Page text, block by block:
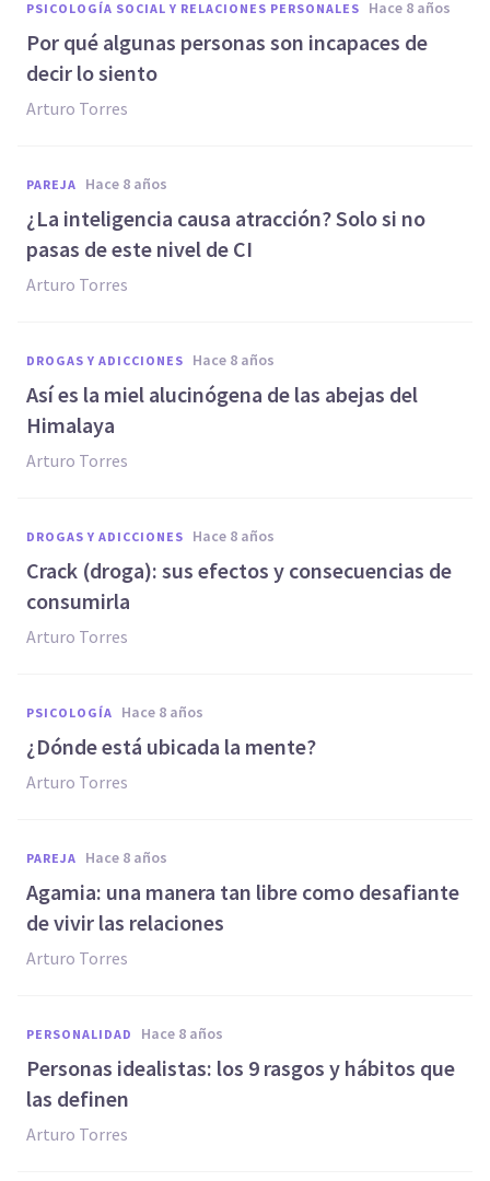
PSICOLOGÍA SOCIAL Y RELACIONES PERSONALES hace 8 años
Por qué algunas personas son incapaces de
decir lo siento
Arturo Torres
PAREJA hace 8 años
¿La inteligencia causa atracción? Solo si no
pasas de este nivel de CI
Arturo Torres
DROGAS Y ADICCIONES hace 8 años
Así es la miel alucinógena de las abejas del
Himalaya
Arturo Torres
DROGAS Y ADICCIONES hace 8 años
Crack (droga): sus efectos y consecuencias de
consumirla
Arturo Torres
PSICOLOGÍA hace 8 años
¿Dónde está ubicada la mente?
Arturo Torres
PAREJA hace 8 años
Agamia: una manera tan libre como desafiante
de vivir las relaciones
Arturo Torres
PERSONALIDAD hace 8 años
Personas idealistas: los 9 rasgos y hábitos que
las definen
Arturo Torres